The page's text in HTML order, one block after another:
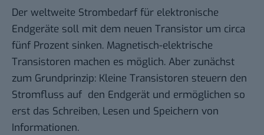
Der weltweite Strombedarf für elektronische
Endgeräte soll mit dem neuen Transistor um circa
fünf Prozent sinken. Magnetisch-elektrische
Transistoren machen es möglich. Aber zunächst
zum Grundprinzip: Kleine Transistoren steuern den
Stromfluss auf den Endgerät und ermöglichen so
erst das Schreiben, Lesen und Speichern von
Informationen.